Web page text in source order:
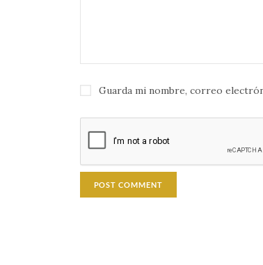
Guarda mi nombre, correo